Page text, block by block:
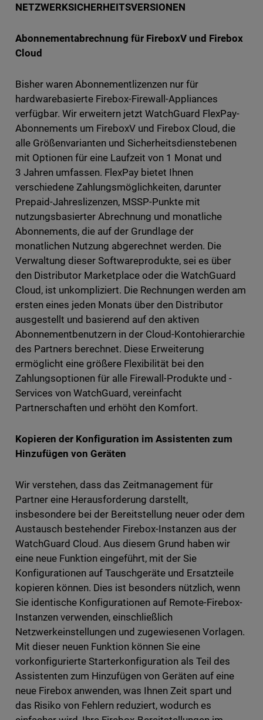
NETZWERKSICHERHEITSVERSIONEN
Abonnementabrechnung für FireboxV und Firebox
Cloud
Bisher waren Abonnementlizenzen nur für
hardwarebasierte Firebox-Firewall-Appliances
verfügbar. Wir erweitern jetzt WatchGuard FlexPay-
Abonnements um FireboxV und Firebox Cloud, die
alle Größenvarianten und Sicherheitsdienstebenen
mit Optionen für eine Laufzeit von 1 Monat und
3 Jahren umfassen. FlexPay bietet Ihnen
verschiedene Zahlungsmöglichkeiten, darunter
Prepaid-Jahreslizenzen, MSSP-Punkte mit
nutzungsbasierter Abrechnung und monatliche
Abonnements, die auf der Grundlage der
monatlichen Nutzung abgerechnet werden. Die
Verwaltung dieser Softwareprodukte, sei es über
den Distributor Marketplace oder die WatchGuard
Cloud, ist unkompliziert. Die Rechnungen werden am
ersten eines jeden Monats über den Distributor
ausgestellt und basierend auf den aktiven
Abonnementbenutzern in der Cloud-Kontohierarchie
des Partners berechnet. Diese Erweiterung
ermöglicht eine größere Flexibilität bei den
Zahlungsoptionen für alle Firewall-Produkte und -
Services von WatchGuard, vereinfacht
Partnerschaften und erhöht den Komfort.
Kopieren der Konfiguration im Assistenten zum
Hinzufügen von Geräten
Wir verstehen, dass das Zeitmanagement für
Partner eine Herausforderung darstellt,
insbesondere bei der Bereitstellung neuer oder dem
Austausch bestehender Firebox-Instanzen aus der
WatchGuard Cloud. Aus diesem Grund haben wir
eine neue Funktion eingeführt, mit der Sie
Konfigurationen auf Tauschgeräte und Ersatzteile
kopieren können. Dies ist besonders nützlich, wenn
Sie identische Konfigurationen auf Remote-Firebox-
Instanzen verwenden, einschließlich
Netzwerkeinstellungen und zugewiesenen Vorlagen.
Mit dieser neuen Funktion können Sie eine
vorkonfigurierte Starterkonfiguration als Teil des
Assistenten zum Hinzufügen von Geräten auf eine
neue Firebox anwenden, was Ihnen Zeit spart und
das Risiko von Fehlern reduziert, wodurch es